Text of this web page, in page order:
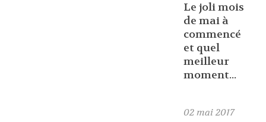
Le joli mois
de mai à
commencé
et quel
meilleur
moment...
02 mai 2017